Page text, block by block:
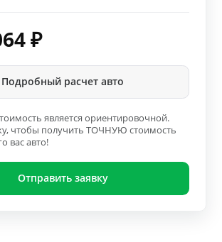
₽
Подробный расчет авто
является ориентировочной.
чтобы получить ТОЧНУЮ стоимость
вас авто!
Отправить заявку